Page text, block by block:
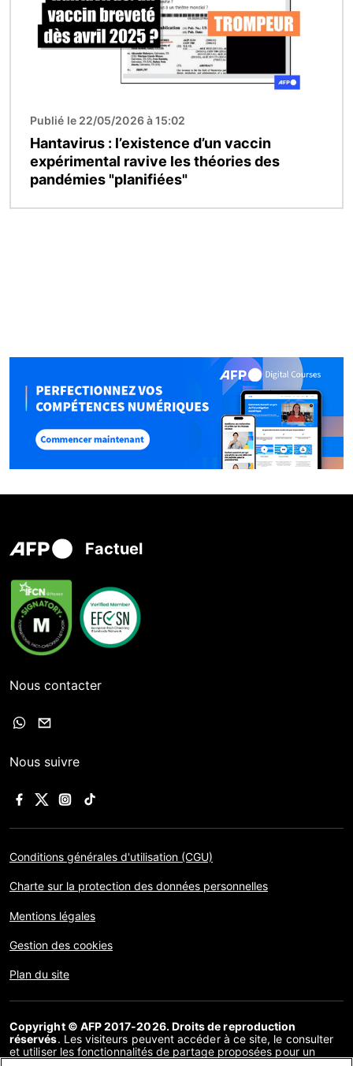
Publié le 22/05/2026 à 15:02
Hantavirus : l’existence d’un vaccin
expérimental ravive les théories des
pandémies "planifiées"
Factuel
Nous contacter
Nous suivre
Conditions générales d'utilisation (CGU)
Charte sur la protection des données personnelles
Mentions légales
Gestion des cookies
Plan du site
Copyright © AFP 2017-2026. Droits de reproduction
réservés. Les visiteurs peuvent accéder à ce site, le consulter
et utiliser les fonctionnalités de partage proposées pour un